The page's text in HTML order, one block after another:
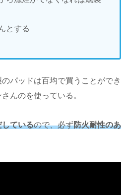
とする
パッドは百均で買うことができ
んのを使っている。
しているので、必ず防火耐性のあ